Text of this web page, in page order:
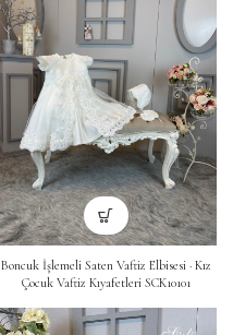
Boncuk İşlemeli Saten Vaftiz Elbisesi · Kız
Çocuk Vaftiz Kıyafetleri SCK10101